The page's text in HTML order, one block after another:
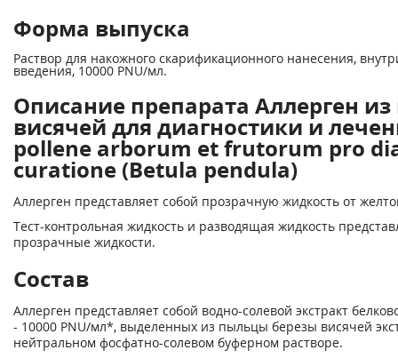
Форма выпуска
Раствор для накожного скарификационного нанесения,
введения, 10000 PNU/мл.
Описание препарата Аллерген
висячей для диагностики и
pollene arborum et frutorum pro
curatione (Betula pendula)
Аллерген представляет собой прозрачную жидкость от
Тест-контрольная жидкость и разводящая жидкость
прозрачные жидкости.
Состав
Аллерген представляет собой водно-солевой экстракт
- 10000 PNU/мл*, выделенных из пыльцы березы висячей
нейтральном фосфатно-солевом буферном растворе.